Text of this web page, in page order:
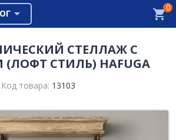
0
СТЕЛЛАЖ С
СТИЛЬ) HAFUGA
Код товара: 13103